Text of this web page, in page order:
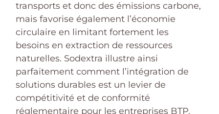
transports et donc des émissions carbone,
mais favorise également l’économie
circulaire en limitant fortement les
besoins en extraction de ressources
naturelles. Sodextra illustre ainsi
parfaitement comment l’intégration de
solutions durables est un levier de
compétitivité et de conformité
réglementaire pour les entreprises BTP.